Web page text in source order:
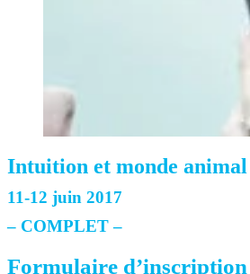
Intuition et monde animal
11-12 juin 2017
– COMPLET –
Formulaire d’inscription